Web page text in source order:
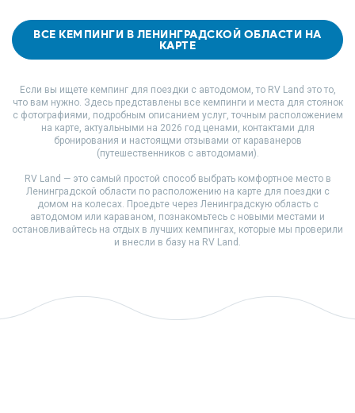
ВСЕ КЕМПИНГИ В ЛЕНИНГРАДСКОЙ ОБЛАСТИ НА
КАРТЕ
Если вы ищете кемпинг для поездки с автодомом, то RV Land это то,
что вам нужно. Здесь представлены все кемпинги и места для стоянок
с фотографиями, подробным описанием услуг, точным расположением
на карте, актуальными на 2026 год ценами, контактами для
бронирования и настоящми отзывами от караванеров
(путешественников с автодомами).
RV Land — это самый простой способ выбрать комфортное место в
Ленинградской области по расположению на карте для поездки с
домом на колесах. Проедьте через Ленинградскую область с
автодомом или караваном, познакомьтесь с новыми местами и
остановливайтесь на отдых в лучших кемпингах, которые мы проверили
и внесли в базу на RV Land.